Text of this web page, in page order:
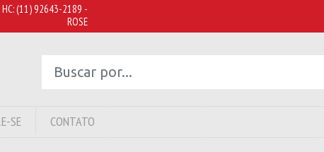
(11) 92643-2189 -
ROSE
SE CONTATO